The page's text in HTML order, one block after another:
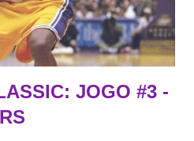
JOGO #3 -